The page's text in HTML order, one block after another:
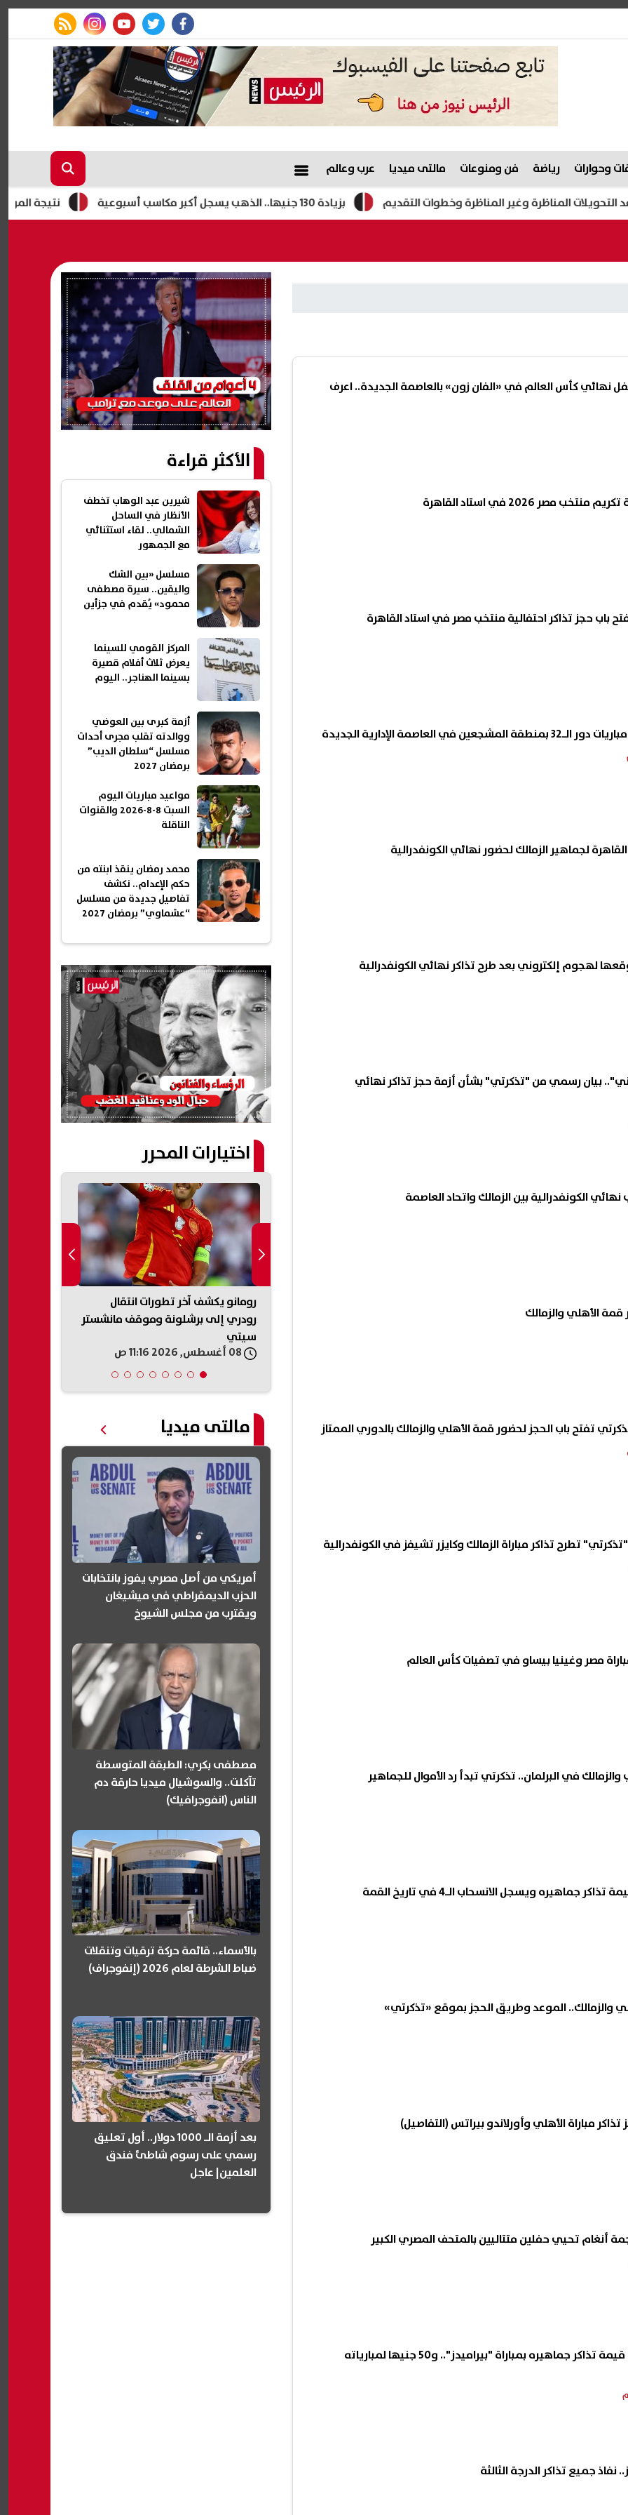
facebook
twitter
youtube
instagram
rss feed
وحوارات رياضة فن ومنوعات مالتى ميديا عرب وعالم
نتيجة المرحلة الأولى بزيادة 130 جنيها.. الذهب يسجل أكبر مكاسب أسبوعية
كأس العالم في «الفان زون» بالعاصمة الجديدة.. اعرف
مصر 2026 في استاد القاهرة
باب حجز تذاكر احتفالية منتخب مصر في استاد القاهرة
لجماهير الزمالك لحضور نهائي الكونفدرالية
لهجوم إلكتروني بعد طرح تذاكر نهائي الكونفدرالية
بيان رسمي من "تذكرتي" بشأن أزمة حجز تذاكر نهائي
الكونفدرالية بين الزمالك واتحاد العاصمة
قمة الأهلي والزمالك
تفتح باب الحجز لحضور قمة الأهلي والزمالك بالدوري الممتاز
مصر وغينيا بيساو في تصفيات كأس العالم
في البرلمان.. تذكرتي تبدأ رد الأموال للجماهير
جماهيره ويسجل الانسحاب الـ4 في تاريخ القمة
والزمالك.. الموعد وطريق الحجز بموقع «تذكرتي»
مباراة الأهلي وأورلاندو بيراتس (التفاصيل)
أنغام تحيي حفلين متتاليين بالمتحف المصري الكبير
عاجل| "الأهلي" يتحمل قيمة تذاكر جماهيره بمباراة "بيراميدز".. و50 جنيها لمبارياته
نفاذ جميع تذاكر الدرجة الثالثة
الأكثر قراءة
شيرين عبد الوهاب تخطف
الأنظار في الساحل
الشمالي.. لقاء استثنائي
مع الجمهور
مسلسل «بين الشك
واليقين.. سيرة مصطفى
محمود» يُقدم في جزأين
المركز القومي للسينما
يعرض ثلاث أفلام قصيرة
بسينما الهناجر.. اليوم
أزمة كبرى بين العوضي
ووالدته تقلب مجرى أحداث
مسلسل “سلطان الديب”
برمضان 2027
مواعيد مباريات اليوم
السبت 8-8-2026 والقنوات
الناقلة
محمد رمضان ينقذ ابنته من
حكم الإعدام.. نكشف
تفاصيل جديدة من مسلسل
“عشماوي” برمضان 2027
اختيارات المحرر
2026.. أماكن الوحدات ومقدم جدية
رومانو يكشف آخر تطورات انتقال
رودري إلى برشلونة وموقف مانشستر
سيتي
مالتى ميديا
أمريكي من أصل مصري يفوز بانتخابات
الحزب الديمقراطي في ميشيغان
ويقترب من مجلس الشيوخ
مصطفى بكري: الطبقة المتوسطة
تآكلت.. والسوشيال ميديا حارقة دم
الناس (انفوجرافيك)
بالأسماء.. قائمة حركة ترقيات وتنقلات
ضباط الشرطة لعام 2026 (إنفوجراف)
بعد أزمة الـ 1000 دولار.. أول تعليق
رسمي على رسوم شاطئ فندق
العلمين| عاجل